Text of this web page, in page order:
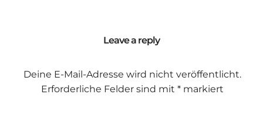
Leave a reply
Deine E-Mail-Adresse wird nicht veröffentlicht.
Erforderliche Felder sind mit *markiert